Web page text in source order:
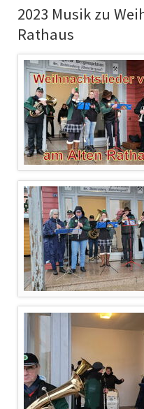
2023 Musik zu
Rathaus